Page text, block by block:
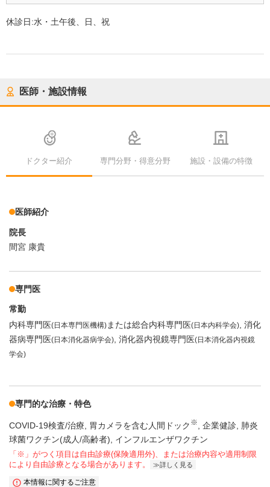
休診日:水・土午後、日、祝
医師・施設情報
ドクター紹介 専門分野・得意分野 施設・設備の特徴
医師紹介
院長
間宮 康貴
専門医
常勤
内科専門医(日本専門医機構)または総合内科専門医(日本内科学会) 消化
器病専門医(日本消化器病学会) 消化器内視鏡専門医(日本消化器内視鏡
学会)
専門的な治療・特色
COVID-19検査/治療 胃カメラを含む人間ドック ※ 企業健診 肺炎
球菌ワクチン(成人/高齢者)
インフルエンザワクチン
「※」がつく項目は自由診療(保険適用外)、または治療内容や適用制限
により自由診療となる場合があります。
詳しく見る
本情報に関するご注意